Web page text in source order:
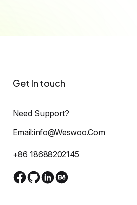
Get In touch
Need Support?
Email:info@weswoo.com
+86 18688202145